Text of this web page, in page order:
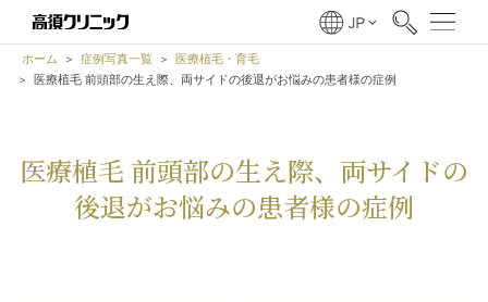
ホーム 症例写真一覧
医療植毛・育毛
医療植毛 前頭部の生え際、両サイドの後退がお悩みの患者様の症例
医療植毛 前頭部の生え際、両サイドの
後退がお悩みの患者様の症例